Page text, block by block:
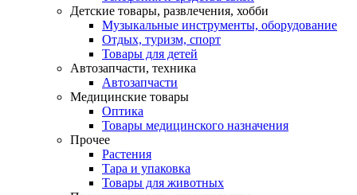
Детские товары, развлечения, хобби
Музыкальные инструменты, оборудование
Отдых, туризм, спорт
Товары для детей
Автозапчасти, техника
Автозапчасти
Медицинские товары
Оптика
Товары медицинского назначения
Прочее
Растения
Тара и упаковка
Товары для животных